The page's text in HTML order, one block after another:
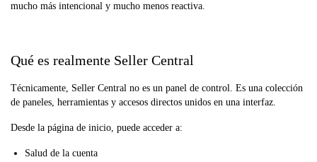
mucho más intencional y mucho menos reactiva.
Qué es realmente Seller Central
Técnicamente, Seller Central no es un panel de control. Es una colección
de paneles, herramientas y accesos directos unidos en una interfaz.
Desde la página de inicio, puede acceder a:
Salud de la cuenta